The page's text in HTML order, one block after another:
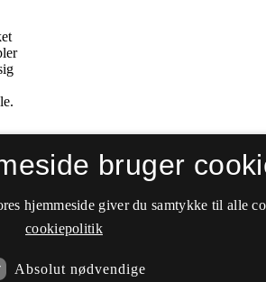
bruger
hjemmeside giver du samtykke til alle
cookiepolitik
Absolut nødvendige